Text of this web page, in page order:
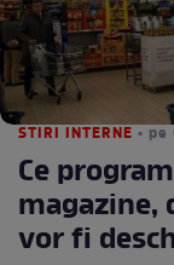
STIRI INTERNE •
Ce
magazine,
vor fi